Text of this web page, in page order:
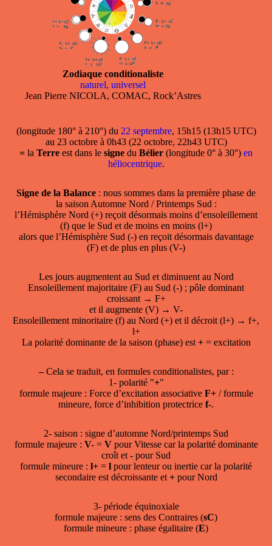
Zodiaque conditionaliste
naturel, universel
Jean Pierre NICOLA, COMAC, Rock’Astres
(longitude 180° à 210°) du 22 septembre, 15h15 (13h15 UTC)
au 23 octobre à 0h43 (22 octobre, 22h43 UTC)
= la Terre est dans le signe du Bélier (longitude 0° à 30°) en
héliocentrique.
Signe de la Balance : nous sommes dans la première phase de
la saison Automne Nord / Printemps Sud :
l’Hémisphère Nord (+) reçoit désormais moins d’ensoleillement
(f) que le Sud et de moins en moins (l+)
alors que l’Hémisphère Sud (-) en reçoit désormais davantage
(F) et de plus en plus (V-)
Les jours augmentent au Sud et diminuent au Nord
Ensoleillement majoritaire (F) au Sud (-) ; pôle dominant
croissant → F+
et il augmente (V) → V-
Ensoleillement minoritaire (f) au Nord (+) et il décroit (l+) → f+,
l+
La polarité dominante de la saison (phase) est+= excitation
–Cela se traduit, en formules conditionalistes, par :
1- polarité "+"
formule majeure : Force d’excitation associative F+/ formule
mineure, force d’inhibition protectrice f-.
2- saison : signe d’automne Nord/printemps Sud
formule majeure : V-= Vpour Vitesse car la polarité dominante
croît et- pour Sud
formule mineure : l+ = l pour lenteur ou inertie car la polarité
secondaire est décroissante et+pour Nord
3- période équinoxiale
formule majeure : sens des Contraires (sC)
formule mineure : phase égalitaire (E)